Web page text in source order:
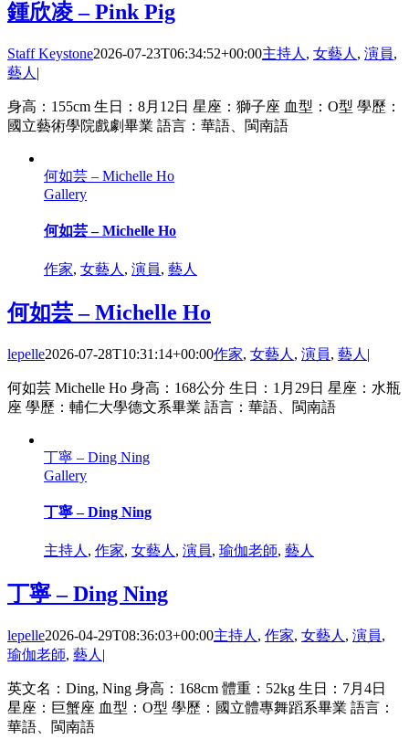
鍾欣凌 – Pink Pig
Staff Keystone2026-07-23T06:34:52+00:00主持人 , 女藝人 , 演員,
藝人 |
身高：155cm 生日：8月12日 星座：獅子座 血型：O型 學歷：
國立藝術學院戲劇畢業 語言：華語、閩南語
何如芸 – Michelle Ho
Gallery
何如芸 – Michelle Ho
作家, 女藝人 , 演員, 藝人
何如芸 – Michelle Ho
lepelle2026-07-28T10:31:14+00:00作家, 女藝人 , 演員, 藝人 |
何如芸 Michelle Ho 身高：168公分 生日：1月29日 星座：水瓶
座 學歷：輔仁大學德文系畢業 語言：華語、閩南語
丁寧 – Ding Ning
Gallery
丁寧 – Ding Ning
主持人 , 作家, 女藝人 , 演員, 瑜伽老師, 藝人
丁寧 – Ding Ning
lepelle2026-04-29T08:36:03+00:00主持人 , 作家, 女藝人 , 演員,
瑜伽老師, 藝人 |
英文名：Ding, Ning 身高：168cm 體重：52kg 生日：7月4日
星座：巨蟹座 血型：O型 學歷：國立體專舞蹈系畢業 語言：
華語、閩南語